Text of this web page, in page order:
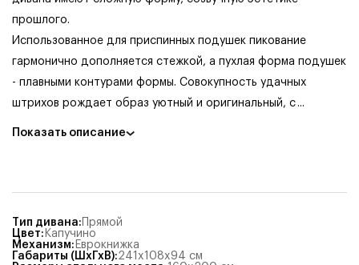
прошлого.
Использованное для приспинных подушек пикование
гармонично дополняется стежкой, а пухлая форма подушек
- плавными контурами формы. Совокупность удачных
штрихов рождает образ уютный и оригинальный, с ...
Показать описание
Тип дивана: Прямой
Цвет: Капучино
Механизм: Еврокнижка
Габариты (ШхГхВ):241x108x94 см